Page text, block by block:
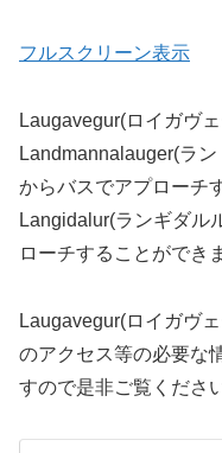
フルスクリーン表示
Laugavegur(ロイガヴ
Landmannalauger(ラ
からバスでアプローチ
Langidalur(ランギダル
ローチすることができ
Laugavegur(ロイガヴ
のアクセス等の必要な
すので是非ご覧ください